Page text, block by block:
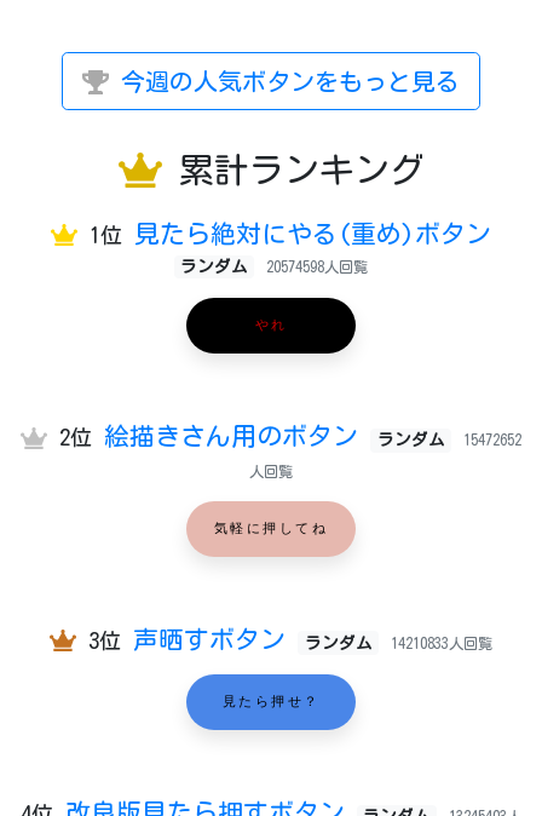
今週の人気ボタンをもっと見る
累計ランキング
1位 見たら絶対にやる(重め)ボタン
ランダム 20574598人回覧
やれ
2位 絵描きさん用のボタン ランダム 15472652
人回覧
気軽に押してね
3位 声晒すボタン ランダム 14210833人回覧
見たら押せ？